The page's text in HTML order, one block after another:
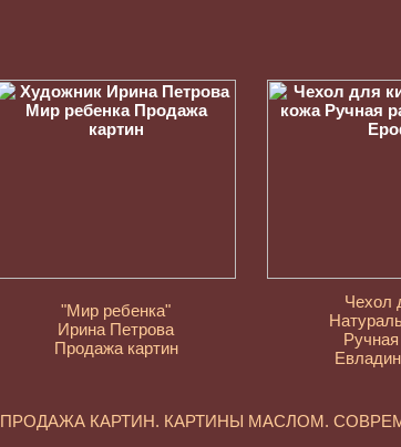
"Мир ребенка"
Ирина Петрова
Продажа картин
Чехол
ПРОДАЖА КАРТИН. КАРТИНЫ МАСЛОМ.